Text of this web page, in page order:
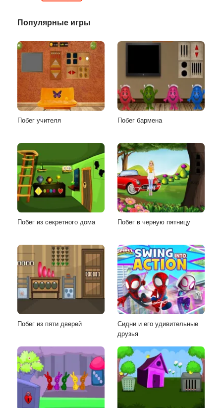
Популярные игры
Побег учителя Побег бармена
Побег из секретного дома Побег в черную пятницу
Побег из пяти дверей
Сидни и его удивительные
друзья